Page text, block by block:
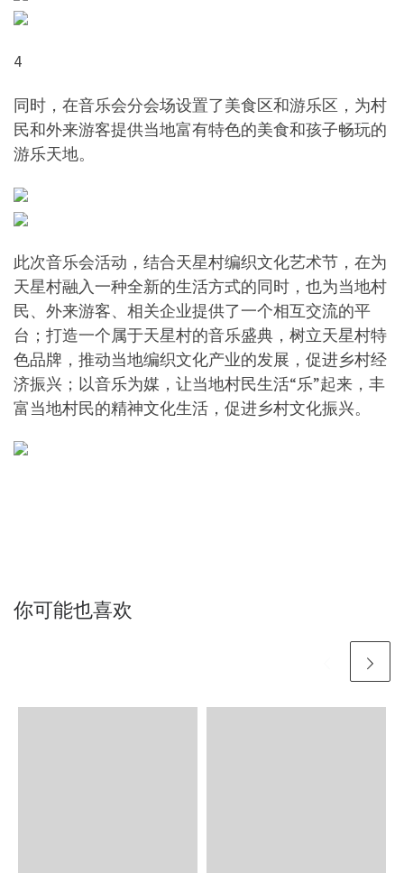
4
同时，在音乐会分会场设置了美食区和游乐区，为村
民和外来游客提供当地富有特色的美食和孩子畅玩的
游乐天地。
此次音乐会活动，结合天星村编织文化艺术节，在为
天星村融入一种全新的生活方式的同时，也为当地村
民、外来游客、相关企业提供了一个相互交流的平
台；打造一个属于天星村的音乐盛典，树立天星村特
色品牌，推动当地编织文化产业的发展，促进乡村经
济振兴；以音乐为媒，让当地村民生活“乐”起来，丰
富当地村民的精神文化生活，促进乡村文化振兴。
你可能也喜欢